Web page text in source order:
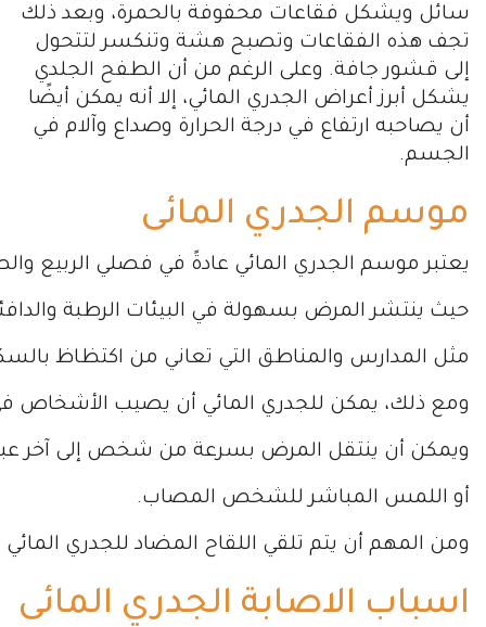
سائل ويشكل فقاعات محفوفة بالحمرة، وبعد ذلك
تجف هذه الفقاعات وتصبح هشة وتنكسر لتتحول
إلى قشور جافة. وعلى الرغم من أن الطفح الجلدي
يشكل أبرز أعراض الجدري المائي، إلا أنه يمكن أيضًا
أن يصاحبه ارتفاع في درجة الحرارة وصداع وآلام في
الجسم.
موسم الجدري المائى
يعتبر موسم الجدري المائي عادةً في فصلي الربيع
حيث ينتشر المرض بسهولة في البيئات الرطبة
مثل المدارس والمناطق التي تعاني من اكتظاظ
ومع ذلك، يمكن للجدري المائي أن يصيب الأشخاص
ويمكن أن ينتقل المرض بسرعة من شخص إلى آخر
أو اللمس المباشر للشخص المصاب.
ومن المهم أن يتم تلقي اللقاح المضاد للجدري المائي
اسباب الاصابة الجدري المائى